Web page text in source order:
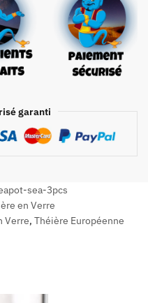
garanti
sea-3pcs
en Verre
Verre, Théière Européenne